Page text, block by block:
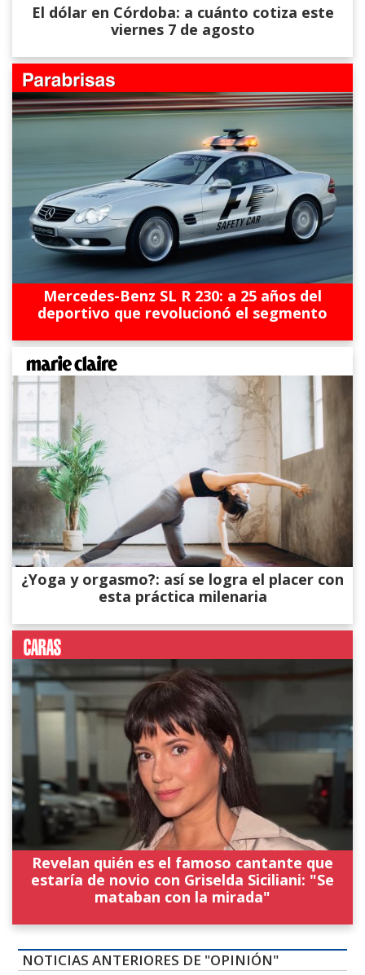
El dólar en Córdoba: a cuánto cotiza este
viernes 7 de agosto
Mercedes-Benz SL R 230: a 25 años del
deportivo que revolucionó el segmento
¿Yoga y orgasmo?: así se logra el placer con
esta práctica milenaria
Revelan quién es el famoso cantante que
estaría de novio con Griselda Siciliani: "Se
mataban con la mirada"
NOTICIAS ANTERIORES DE "OPINIÓN"